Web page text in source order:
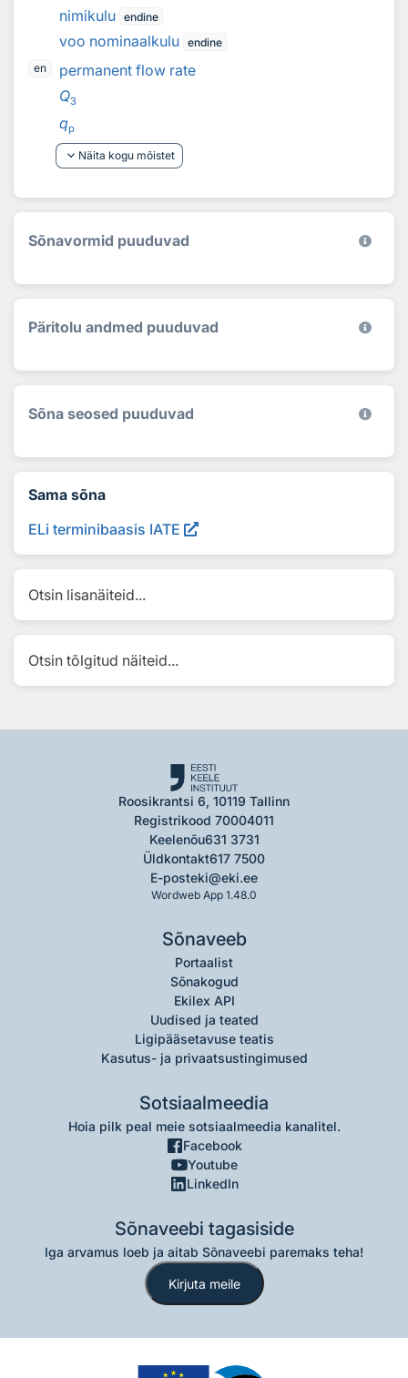
nimikulu endine
voo nominaalkulu endine
en
permanent flow rate
Q3
qp
keyboard_arrow_down Näita kogu mõistet
Sõnavormid puuduvad
Päritolu andmed puuduvad
Sõna seosed puuduvad
Sama sõna
ELi terminibaasis IATE
Otsin lisanäiteid...
Otsin tõlgitud näiteid...
Roosikrantsi 6, 10119 Tallinn
Registrikood 70004011
Keelenõu631 3731
Üldkontakt617 7500
E-posteki@eki.ee
Wordweb App 1.48.0
Sõnaveeb
Portaalist
Sõnakogud
Ekilex API
Uudised ja teated
Ligipääsetavuse teatis
Kasutus- ja privaatsustingimused
Sotsiaalmeedia
Hoia pilk peal meie sotsiaalmeedia kanalitel.
Facebook
Youtube
LinkedIn
Sõnaveebi tagasiside
Iga arvamus loeb ja aitab Sõnaveebi paremaks teha!
Kirjuta meile